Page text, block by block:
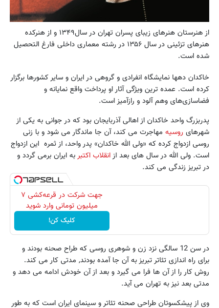
از هنرستان هنرهاى زیباى پسران تهران در سال۱۳۴۹ و از هنرکده
هنرهاى تزئینى در سال ۱۳۵۶ در رشته معمارى داخلى فارغ التحصیل
شده است.
خاکدان دهها نمایشگاه انفرادى و گروهى در ایران و سایر کشورها برگزار
کرده است. عمده ترین ویژگى آثار او پرداخت واقع نمایانه و
فضاسازى‌هاى وهم آلود و رازآمیز است.
پدربزرگ واحد خاکدان از اهالی آذربایجان بود که در جوانی به یکی از
شهرهای روسیه مهاجرت می کند، آن جا ماندگار می شود و با زنی
روسی ازدواج کرده که «ولی الله خاکدان» پدر واحد، از ثمره این ازدواج
است. ولی الله در سال های بعد از انقلاب اکتبر به ایران برمی گردد و
در تبریز زندگی می کند.
جهت شرکت در قرعه‌کشی ۷
میلیون تومانی وارد شوید
کلیک کن!
در سن 12 سالگی نزد زن و شوهری روسی که طراح صحنه بودند و
برای راه اندازی تئاتر تبریز به آن جا آمده بودند, مدتی کار می کند.
روش کار را از آن ها فرا می گیرد و بعد از آن خودش ادامه می دهد و
مدتی بعد نیز به تهران می آید.
وی از پیشکسوتان طراحی صحنه تئاتر و سینمای ایران است که به طور